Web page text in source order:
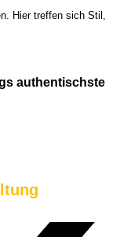
Hier treffen sich Stil,
authentischste